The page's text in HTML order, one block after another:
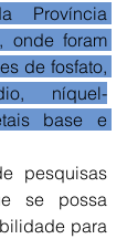
Província
onde foram
de fosfato,
níquel-
base e
pesquisas
se possa
para